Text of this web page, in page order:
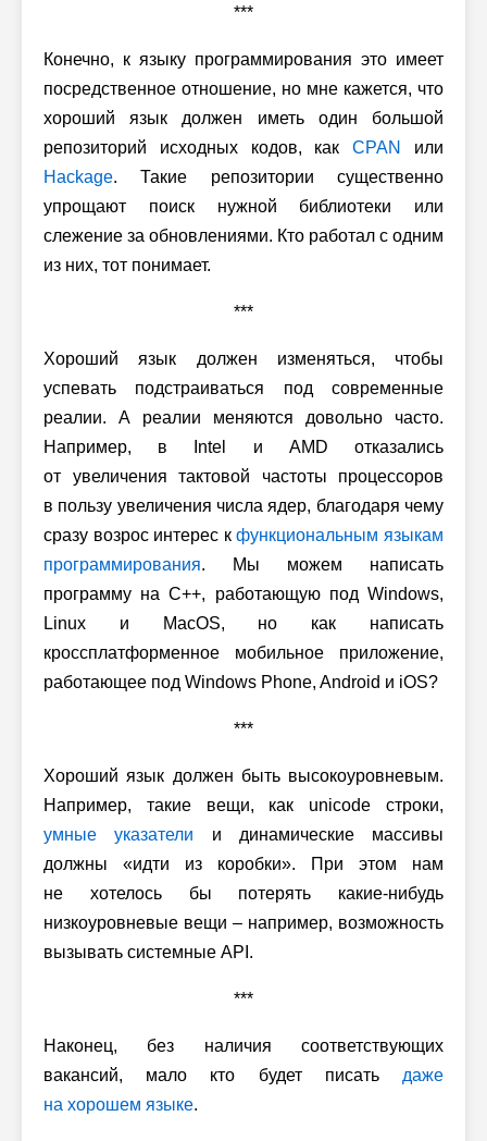
***
Конечно, к языку программирования это имеет
посредственное отношение, но мне кажется, что
хороший язык должен иметь один большой
репозиторий исходных кодов, какCPAN
или
Hackage. Такие репозитории существенно
упрощают поиск нужной библиотеки или
слежение за обновлениями. Кто работал с одним
из них, тот понимает.
***
Хороший язык должен изменяться, чтобы
успевать подстраиваться под современные
реалии. А реалии меняются довольно часто.
Например, в Intel и AMD отказались
от увеличения тактовой частоты процессоров
в пользу увеличения числа ядер, благодаря чему
сразу возрос интерес кфункциональным языкам
программирования. Мы можем написать
программу на C++, работающую под Windows,
Linux и MacOS, но как написать
кроссплатформенное мобильное приложение,
работающее под Windows Phone, Android и iOS?
***
Хороший язык должен быть высокоуровневым.
Например, такие вещи, как unicode строки,
умные указатели и динамические массивы
должны «идти из коробки». При этом нам
не хотелось бы потерять какие-нибудь
низкоуровневые вещи – например, возможность
вызывать системные API.
***
Наконец, без наличия соответствующих
вакансий, мало кто будет писать даже
на хорошем языке.